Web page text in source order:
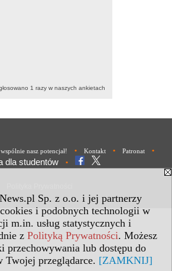
Sp. z o.o. i jej partnerzy
i podobnych technologii w
m.in. usług statystycznych i
z Polityką Prywatności. Możesz
przechowywania lub dostępu do
Twojej przeglądarce. [ZAMKNIJ]
1 razy w naszych ankietach
nasz potencjał! • Kontakt • Patronat •
dla studentów •